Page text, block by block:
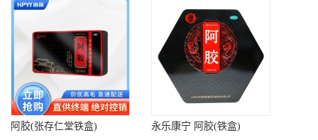
阿胶(张存仁堂铁盒) 永乐康宁 阿胶(铁盒)